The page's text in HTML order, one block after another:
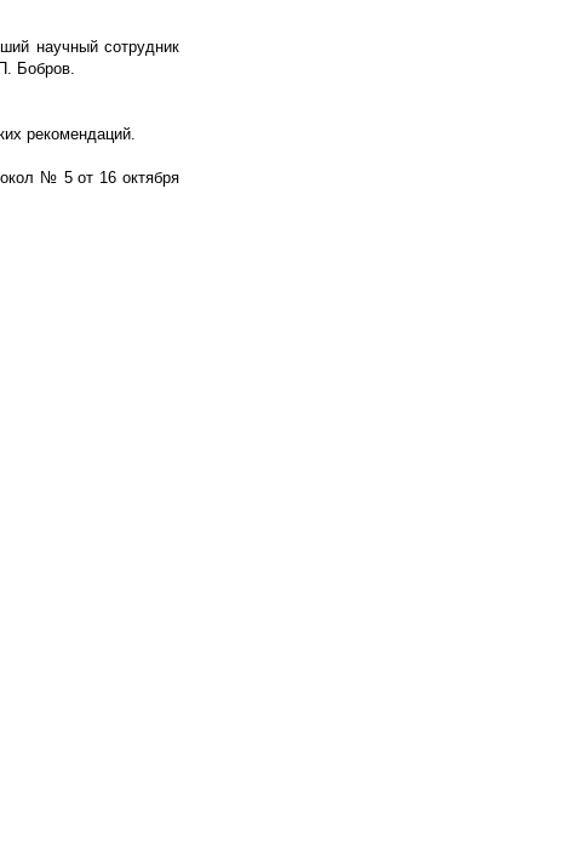
научный сотрудник
Бобров.
рекомендаций.
№ 5 от 16 октября